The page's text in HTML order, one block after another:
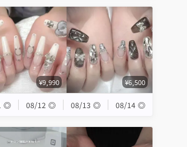
¥9,990 ¥6,500
◎ 08/12 ◎ 08/13 ◎ 08/14 ◎